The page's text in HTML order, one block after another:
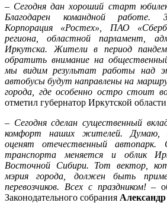
– Сегодня дан хороший старт
Благодарен командной работе.
Корпорация «Ростех», ПАО
региона, областной парламент,
Иркутска. Жители в период
обратить внимание на
мы видим результат работы над
автобусы будут направлены на
города, где особенно остро стоит
отметил губернатор Иркутской области
– Сегодня сделан существенный
комфорт наших жителей. Думаю,
оценят отечественный автопарк.
транспорта меняется и облик
Восточной Сибири. Тот вектор,
мэрия города, должен быть
перевозчиков. Всех с праздником!–
Законодательного собрания